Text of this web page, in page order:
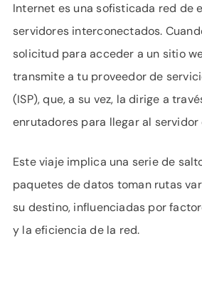
Internet es una sofisticada red de
servidores interconectados.
solicitud para acceder a un sitio
transmite a tu proveedor de
(ISP), que, a su vez, la dirige a
enrutadores para llegar al servidor
Este viaje implica una serie de
paquetes de datos toman rutas
su destino, influenciadas por
y la eficiencia de la red.